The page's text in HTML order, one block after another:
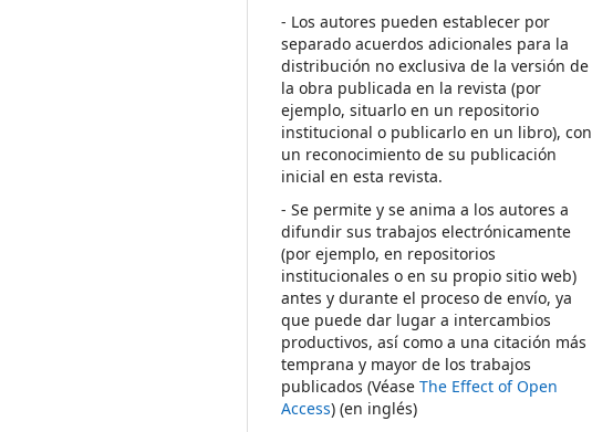
- Los autores pueden establecer por
separado acuerdos adicionales para la
distribución no exclusiva de la versión de
la obra publicada en la revista (por
ejemplo, situarlo en un repositorio
institucional o publicarlo en un libro), con
un reconocimiento de su publicación
inicial en esta revista.
- Se permite y se anima a los autores a
difundir sus trabajos electrónicamente
(por ejemplo, en repositorios
institucionales o en su propio sitio web)
antes y durante el proceso de envío, ya
que puede dar lugar a intercambios
productivos, así como a una citación más
temprana y mayor de los trabajos
publicados (VéaseThe Effect of Open
Access) (en inglés)